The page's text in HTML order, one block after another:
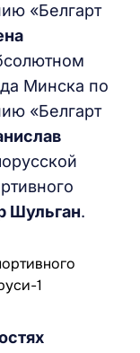
«Белгарт
Минска по
«Белгарт
Шульган.